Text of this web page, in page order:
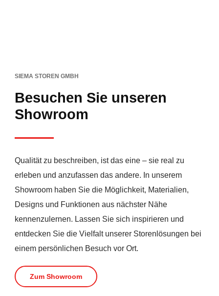
SIEMA STOREN GMBH
Besuchen Sie unseren
Showroom
Qualität zu beschreiben, ist das eine – sie real zu
erleben und anzufassen das andere. In unserem
Showroom haben Sie die Möglichkeit, Materialien,
Designs und Funktionen aus nächster Nähe
kennenzulernen. Lassen Sie sich inspirieren und
entdecken Sie die Vielfalt unserer Storenlösungen bei
einem persönlichen Besuch vor Ort.
Zum Showroom